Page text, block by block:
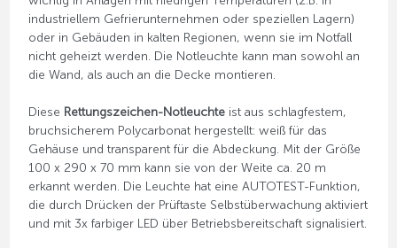
industriellem Gefrierunternehmen oder speziellen Lagern)
oder in Gebäuden in kalten Regionen, wenn sie im Notfall
nicht geheizt werden. Die Notleuchte kann man sowohl an
die Wand, als auch an die Decke montieren.
Diese Rettungszeichen-Notleuchteist aus schlagfestem,
bruchsicherem Polycarbonat hergestellt: weiß für das
Gehäuse und transparent für die Abdeckung. Mit der Größe
100 x 290 x 70 mm kann sie von der Weite ca. 20 m
erkannt werden. Die Leuchte hat eine AUTOTEST-Funktion,
die durch Drücken der Prüftaste Selbstüberwachung aktiviert
und mit 3x farbiger LED über Betriebsbereitschaft signalisiert.